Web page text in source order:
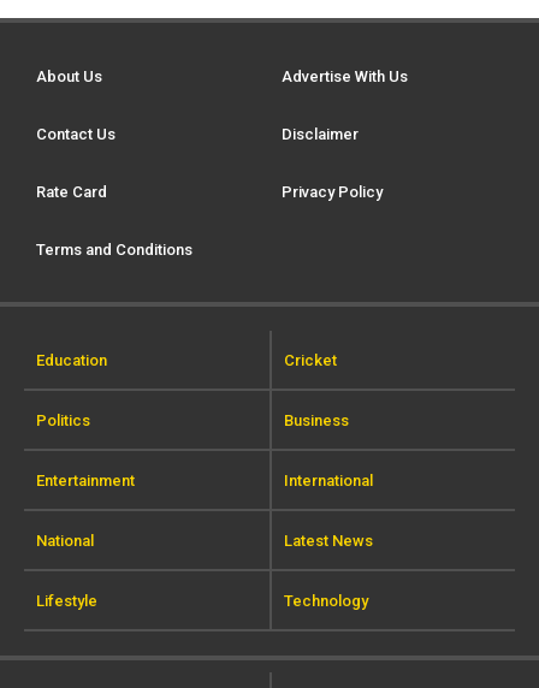
About Us Advertise With Us
Contact Us Disclaimer
Rate Card Privacy Policy
Terms and Conditions
Education Cricket
Politics Business
Entertainment International
National Latest News
Lifestyle Technology